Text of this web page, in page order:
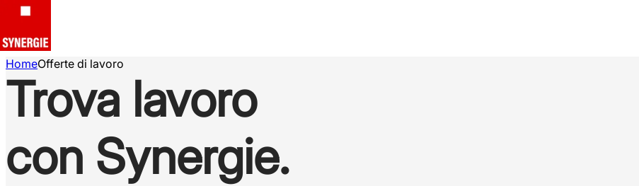
HomeOfferte di lavoro
Trova lavoro
con Synergie.